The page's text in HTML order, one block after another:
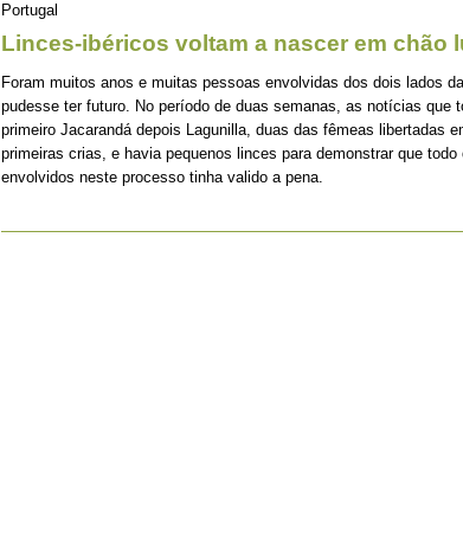
Portugal
Linces-ibéricos voltam a nascer em chão
Foram muitos anos e muitas pessoas envolvidas dos dois lados
pudesse ter futuro. No período de duas semanas, as notícias que
primeiro Jacarandá depois Lagunilla, duas das fêmeas libertadas
primeiras crias, e havia pequenos linces para demonstrar que
envolvidos neste processo tinha valido a pena.